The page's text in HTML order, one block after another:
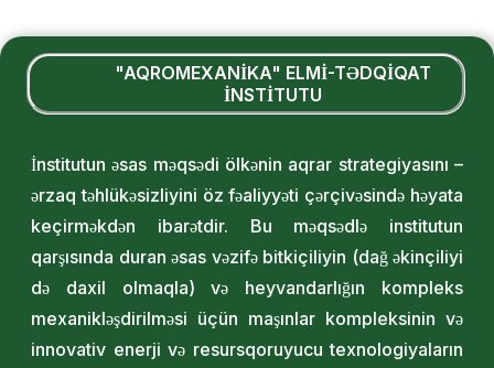
"AQROMEXANİKA" ELMİ-TƏDQİQAT
İNSTİTUTU
İnstitutun əsas məqsədi ölkənin aqrar strategiyasını –
ərzaq təhlükəsizliyini öz fəaliyyəti çərçivəsində həyata
keçirməkdən ibarətdir. Bu məqsədlə institutun
qarşısında duran əsas vəzifə bitkiçiliyin (dağ əkinçiliyi
də daxil olmaqla) və heyvandarlığın kompleks
mexanikləşdirilməsi üçün maşınlar kompleksinin və
innovativ enerji və resursqoruyucu texnologiyaların